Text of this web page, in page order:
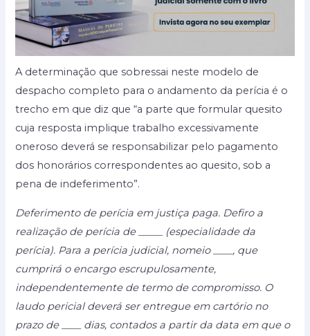
A determinação que sobressai neste modelo de
despacho completo para o andamento da perícia é o
trecho em que diz que “a parte que formular quesito
cuja resposta implique trabalho excessivamente
oneroso deverá se responsabilizar pelo pagamento
dos honorários correspondentes ao quesito, sob a
pena de indeferimento”.
Deferimento de perícia em justiça paga. Defiro a
realização de perícia de _____ (especialidade da
perícia). Para a perícia judicial, nomeio ____, que
cumprirá o encargo escrupulosamente,
independentemente de termo de compromisso. O
laudo pericial deverá ser entregue em cartório no
prazo de ____ dias, contados a partir da data em que o